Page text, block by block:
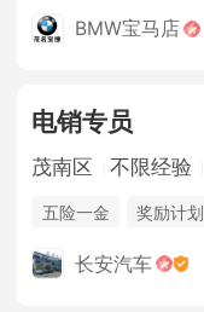
法定节假日
BMW宝马店
电销专员
茂南区 不限经验
五险一金 奖励计划
法定节假日
长安汽车